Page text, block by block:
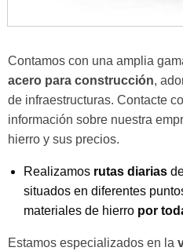
Contamos con una amplia
acero para construcción,
de infraestructuras. Contacte
información sobre nuestra
hierro y sus precios.
Realizamos rutas diarias
situados en diferentes
materiales de hierro por
Estamos especializados en la